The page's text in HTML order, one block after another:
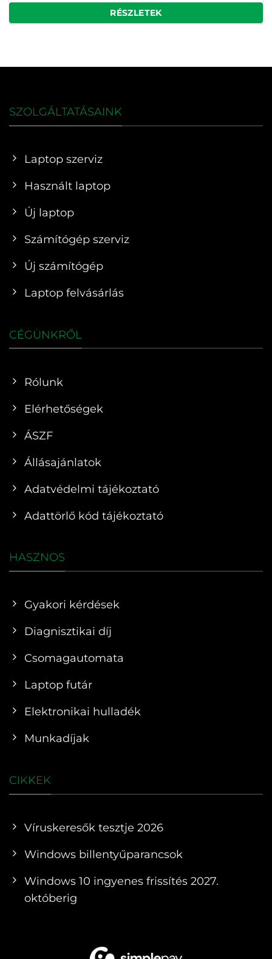
RÉSZLETEK
SZOLGÁLTATÁSAINK
Laptop szerviz
Használt laptop
Új laptop
Számítógép szerviz
Új számítógép
Laptop felvásárlás
CÉGÜNKRŐL
Rólunk
Elérhetőségek
ÁSZF
Állásajánlatok
Adatvédelmi tájékoztató
Adattörlő kód tájékoztató
HASZNOS
Gyakori kérdések
Diagnisztikai díj
Csomagautomata
Laptop futár
Elektronikai hulladék
Munkadíjak
CIKKEK
Víruskeresők tesztje 2026
Windows billentyűparancsok
Windows 10 ingyenes frissítés 2027.
októberig